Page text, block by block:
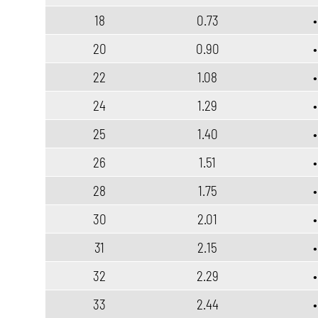
18 0.73
•
20
0.90
•
22
1.08
•
24
1.29
•
25
1.40
•
26
1.51
•
28
1.75
•
30
2.01
•
31
2.15
•
32
2.29
•
33
2.44 •